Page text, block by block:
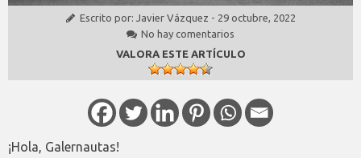
Escrito por: Javier Vázquez - 29 octubre, 2022
No hay comentarios
VALORA ESTE ARTÍCULO
¡Hola, Galernautas!